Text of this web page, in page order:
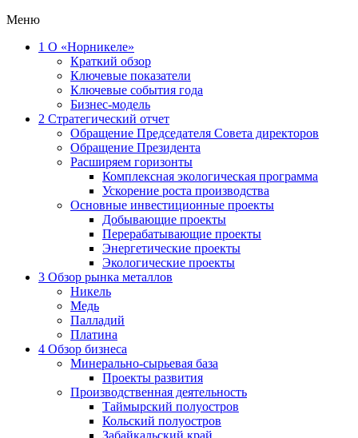
Меню
1 О «Норникеле»
Краткий обзор
Ключевые показатели
Ключевые события года
Бизнес-модель
2 Стратегический отчет
Обращение Председателя Совета директоров
Обращение Президента
Расширяем горизонты
Комплексная экологическая программа
Ускорение роста производства
Основные инвестиционные проекты
Добывающие проекты
Перерабатывающие проекты
Энергетические проекты
Экологические проекты
3 Обзор рынка металлов
Никель
Медь
Палладий
Платина
4 Обзор бизнеса
Минерально-сырьевая база
Проекты развития
Производственная деятельность
Таймырский полуостров
Кольский полуостров
Забайкальский край